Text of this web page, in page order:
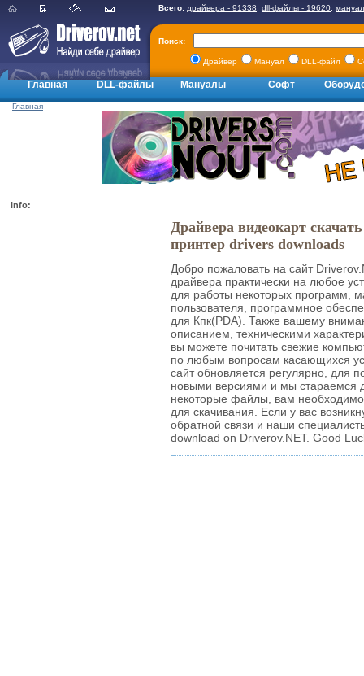
Всего: драйвера - 91338 dll-файлы - 19620
Поиск:
Драйвер Мануал DLL-файл
Главная DLL-файлы Мануалы Софт
Главная
Info:
Драйвера видеокарт
принтер drivers downloads
Добро пожаловать на сайт
драйвера практически на любое
для работы некоторых программ,
пользователя, программное
для Кпк(PDA). Также вашему
описанием, техническими
вы можете почитать свежие
по любым вопросам касающихся
сайт обновляется регулярно, для
новыми версиями и мы стараемся
некоторые файлы, вам необходимо
для скачивания. Если у вас
обратной связи и наши
download on Driverov.NET. Good